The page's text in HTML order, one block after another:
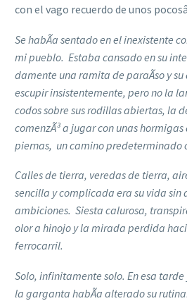
con el vago recuerdo de unos
Se habÃ­a sentado en el inexistente
mi pueblo. Estaba cansado en su
damente una ramita de paraÃ­so y
escupir insistentemente, pero no la
codos sobre sus rodillas abiertas, la
comenzÃ³ a jugar con unas
piernas, un camino predeterminado
Calles de tierra, veredas de tierra,
sencilla y complicada era su vida sin
ambiciones. Siesta calurosa,
olor a hinojo y la mirada perdida
ferrocarril.
Solo, infinitamente solo. En esa
la garganta habÃ­a alterado su